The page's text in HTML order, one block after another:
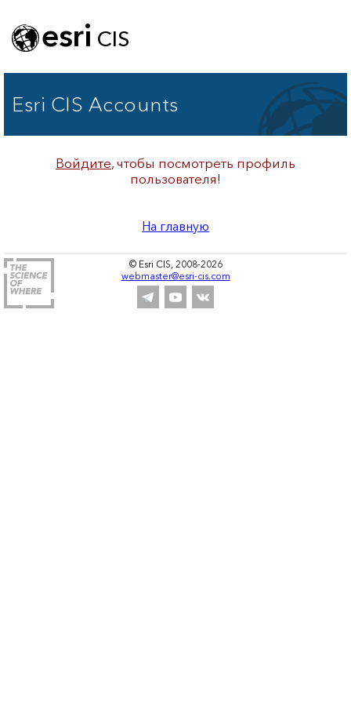
esri CIS
Esri CIS Accounts
Войдите, чтобы посмотреть профиль
пользователя!
На главную
© Esri CIS, 2008-2026
webmaster@esri-cis.com